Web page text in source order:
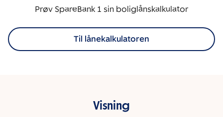
Prøv SpareBank 1 sin boliglånskalkulator
Til lånekalkulatoren
Visning